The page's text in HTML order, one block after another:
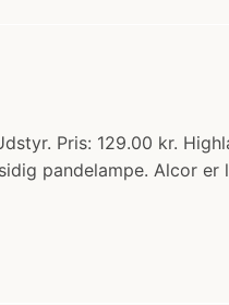
Pris: 129.00 kr.
pandelampe. Alcor